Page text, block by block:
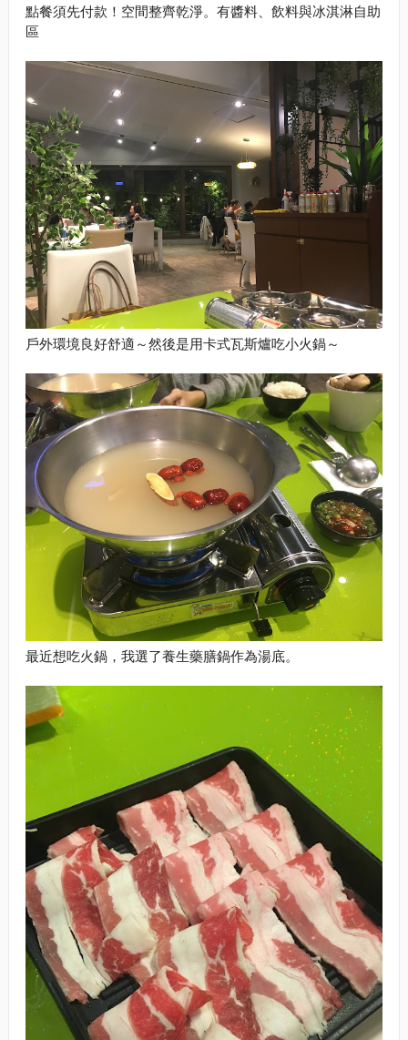
點餐須先付款！空間整齊乾淨。有醬料、飲料與冰淇淋自助
區
戶外環境良好舒適～然後是用卡式瓦斯爐吃小火鍋～
最近想吃火鍋，我選了養生藥膳鍋作為湯底。